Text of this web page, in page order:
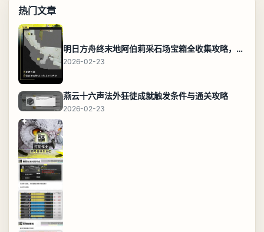
热门文章
明日方舟终末地阿伯莉采石场宝箱全收集攻略，全点位分布图与路线
2026-02-23
燕云十六声法外狂徒成就触发条件与通关攻略
2026-02-23